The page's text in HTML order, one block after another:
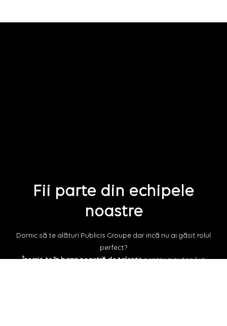
Fii parte din echipele
noastre
Dornic să te alături Publicis Groupe dar incă nu ai găsit rolul
perfect?
Înscrie-te în baza noastră de talentepentru a putea lua